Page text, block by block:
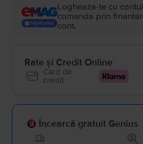
Logheaza-te cu
comanda prin
cont.
Rate și Credit Online
Card de
credit
Încearcă gratuit Genius